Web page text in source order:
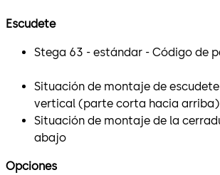
Escudete
Stega 63 - estándar - Código de
Situación de montaje de
vertical (parte corta hacia arriba)
Situación de montaje de la
abajo
Opciones